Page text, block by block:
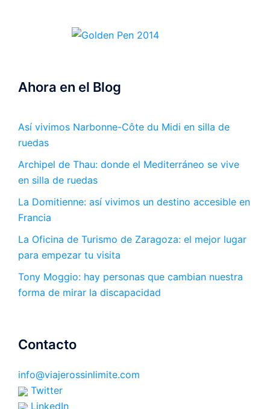
Ahora en el Blog
Así vivimos Narbonne-Côte du Midi en silla de
ruedas
Archipel de Thau: donde el Mediterráneo se vive
en silla de ruedas
La Domitienne: así vivimos un destino accesible en
Francia
La Oficina de Turismo de Zaragoza: el mejor lugar
para empezar tu visita
Tony Moggio: hay personas que cambian nuestra
forma de mirar la discapacidad
Contacto
info@viajerossinlimite.com
Twitter
LinkedIn